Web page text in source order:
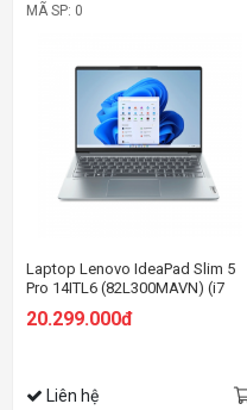
MÃ SP: 0
Laptop Lenovo IdeaPad Slim 5
Pro 14ITL6 (82L300MAVN) (i7
1195G7/16GB RAM/512GB
SSD/14 2.2K/Win11/Xám)
20.299.000đ
Liên hệ